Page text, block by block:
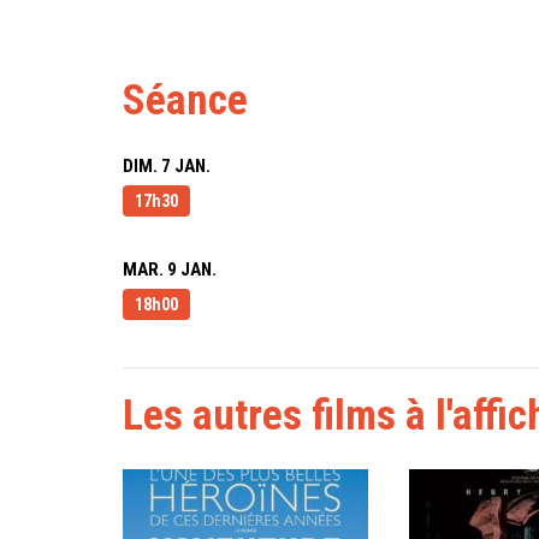
Séance
DIM. 7 JAN.
17h30
MAR. 9 JAN.
18h00
Les autres films à